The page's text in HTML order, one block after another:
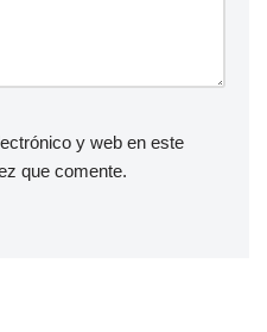
y web en este
que comente.